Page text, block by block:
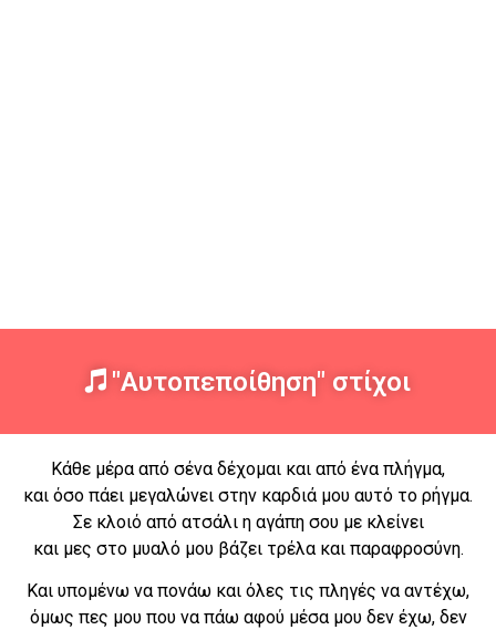
"Αυτοπεποίθηση" στίχοι
Κάθε μέρα από σένα δέχομαι και από ένα πλήγμα,
και όσο πάει μεγαλώνει στην καρδιά μου αυτό το ρήγμα.
Σε κλοιό από ατσάλι η αγάπη σου με κλείνει
και μες στο μυαλό μου βάζει τρέλα και παραφροσύνη.
Και υπομένω να πονάω και όλες τις πληγές να αντέχω,
όμως πες μου που να πάω αφού μέσα μου δεν έχω, δεν